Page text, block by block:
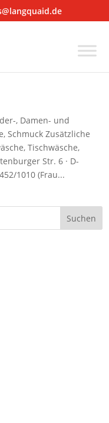
, Damen- und
Schmuck Zusätzliche
Tischwäsche,
Str. 6 · D-
1010 (Frau...